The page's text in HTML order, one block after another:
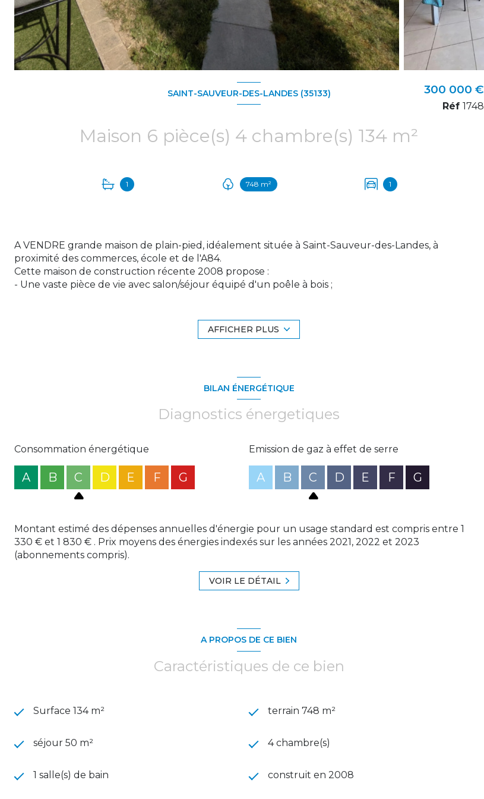
SAINT-SAUVEUR-DES-LANDES (35133)
Maison 6 pièce(s) 4 chambre(s) 134 m²
1 748 m² 1
300 000 €
Réf 1748
A VENDRE grande maison de plain-pied, idéalement située à Saint-Sauveur-des-Landes, à
proximité des commerces, école et de l'A84.
Cette maison de construction récente 2008 propose :
- Une vaste pièce de vie avec salon/séjour équipé d'un poêle à bois ;
- Quatre belles chambres avec dressing, dont une disposant d'un accès direct à la salle de bain (
À l'extérieur, vous profiterez d'une cour bitumée et d'un grand terrain avec une vaste terrasse.
L'espace extérieur est parfaitement équipé avec un espace détente jacuzzi fermé, une paillote et
un abri de jardin en bois, sur un grand terrain clos.
garage ouvert " porche" pouvant accueillir un camping-car et une voiture.
AFFICHER PLUS
BILAN ÉNERGÉTIQUE
Diagnostics énergetiques
Consommation énergétique
A B C D E F G
Emission de gaz à effet de serre
A B C D E F G
Montant estimé des dépenses annuelles d'énergie pour un usage standard est compris entre 1
330 € et 1 830 € . Prix moyens des énergies indexés sur les années 2021, 2022 et 2023
(abonnements compris).
VOIR LE DÉTAIL
A PROPOS DE CE BIEN
Caractéristiques de ce bien
Surface 134 m² terrain 748 m²
séjour 50 m² 4 chambre(s)
1 salle(s) de bain construit en 2008